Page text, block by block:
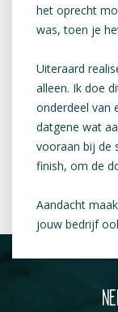
het oprecht
was, toen je
Uiteraard
alleen. Ik doe
onderdeel van
datgene wat
vooraan bij de
finish, om de
Aandacht
jouw bedrijf